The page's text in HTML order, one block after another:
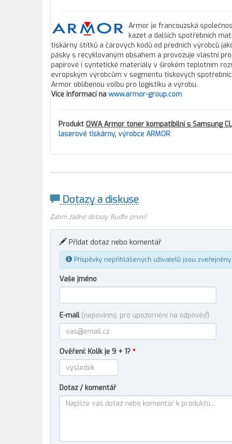
Armor je francouzská
kazet a dalších spotřebních
tiskárny štítků a čárových kódů od předních výrobců
pásky s recyklovaným obsahem a provozuje vlastní
papírové i syntetické materiály v širokém teplotním
evropským výrobcům v segmentu tiskových
Armor oblíbenou volbu pro logistiku a výrobu.
Více informací na www.armor-group.com
Produkt OWA Armor toner kompatibilní s Samsung
laserové tiskárny, výrobce ARMOR
Dotazy a diskuse
Zatím žádné dotazy. Buďte první!
Přidat dotaz nebo komentář
Příspěvky nepřihlášených uživatelů jsou
Vaše jméno
E-mail (nepovinný, pro upozornění na odpověď)
Ověření: Kolik je 9 + 1? *
Dotaz / komentář